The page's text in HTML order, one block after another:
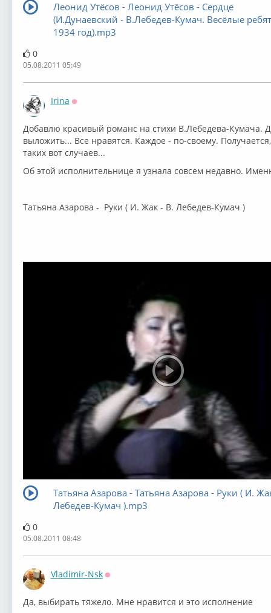
Леонид Утёсов - Леонид Утёсов - Сердце
(И.Дунаевский - В.Лебедев-Кумач. Весёлые
1934 год).mp3
0
05.08.2011 05:49
Irina
Добавлю красивый романс на стихи В.Лебедева-Кумача.
выложить... Все нравятся. Каждое - по-своему.
таких вот случаев...
Об этой исполнительнице я узнала совсем недавно.
Татьяна Азарова - Руки ( И. Жак - В. Лебедев-Кумач )
Татьяна Азарова - Татьяна Азарова - Руки ( И.
Лебедев-Кумач ).mp3
0
05.08.2011 08:48
Vladimir-Nsk
Да, выбирать тяжело. Мне нравится и это исполнение